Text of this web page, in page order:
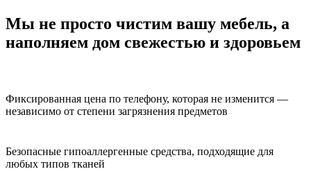
Мы не просто чистим вашу мебель, а
наполняем дом свежестью и здоровьем
Фиксированная цена по телефону, которая не изменится —
независимо от степени загрязнения предметов
Безопасные гипоаллергенные средства, подходящие для
любых типов тканей